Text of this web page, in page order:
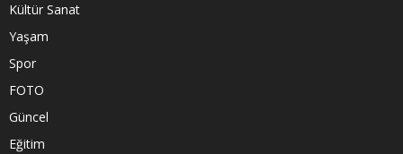
Kültür Sanat
Yaşam
Spor
FOTO
Güncel
Eğitim